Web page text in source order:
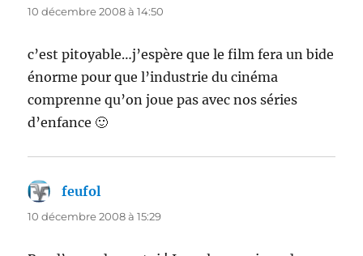
10 décembre 2008 à 14:50
c’est pitoyable…j’espère que le film fera un bide
énorme pour que l’industrie du cinéma
comprenne qu’on joue pas avec nos séries
d’enfance 🙂
feufol
10 décembre 2008 à 15:29